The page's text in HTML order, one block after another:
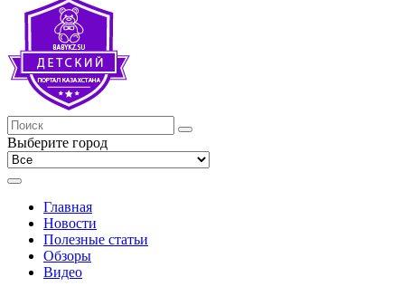
Выберите город
Главная
Новости
Полезные статьи
Обзоры
Видео